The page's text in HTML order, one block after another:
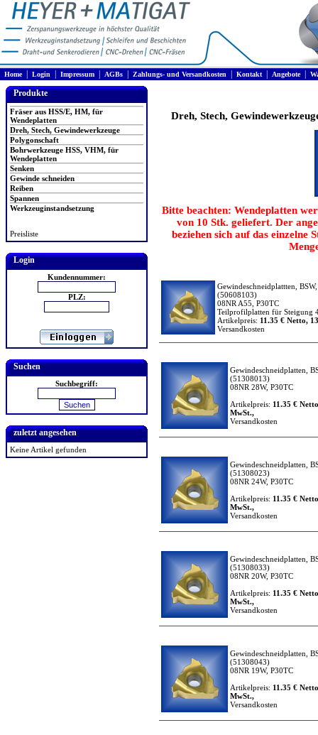
Home| Login Impressum AGBs Zahlungs- und Versandkosten Kontakt| Angebote|
Produkte
Fräser aus HSS/E, HM, für
Wendeplatten
Dreh, Stech, Gewindewerkzeuge
Polygonschaft
Bohrwerkzeuge HSS, VHM, für
Wendeplatten
Senken
Gewinde schneiden
Reiben
Spannen
Werkzeuginstandsetzung
Preisliste
Login
Kundennummer:
PLZ:
Suchen
Suchbegriff:
zuletzt angesehen
Keine Artikel gefunden
Dreh, Stech,
Bitte beachten: Wendeplatten
von 10 Stk. geliefert. Der
beziehen sich auf das einzelne
Gewindeschneidplattten,
(50608103)
08NR A55, P30TC
Teilprofilplatten für Steigung
Artikelpreis: 11.35 € Netto,
Versandkosten
Gewindeschneidplatten,
(51308013)
08NR 28W, P30TC
Artikelpreis: 11.35 €
MwSt.,
Versandkosten
Gewindeschneidplatten,
(51308023)
08NR 24W, P30TC
Artikelpreis: 11.35 €
MwSt.,
Versandkosten
Gewindeschneidplatten,
(51308033)
08NR 20W, P30TC
Artikelpreis: 11.35 €
MwSt.,
Versandkosten
Gewindeschneidplatten,
(51308043)
08NR 19W, P30TC
Artikelpreis: 11.35 €
MwSt.,
Versandkosten